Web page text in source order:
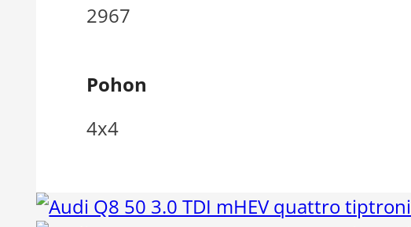
2967
Pohon
4x4